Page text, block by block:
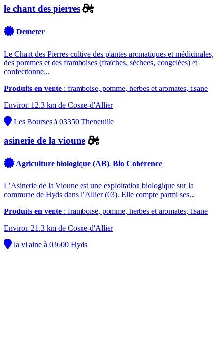
le chant des pierres
Demeter
Le Chant des Pierres cultive des plantes aromatiques et médicinales,
des pommes et des framboises (fraîches, séchées, congelées) et
confectionne...
Produits en vente : framboise, pomme, herbes et aromates, tisane
Environ 12.3 km de Cosne-d'Allier
Les Bourses à 03350 Theneuille
asinerie de la vioune
Agriculture biologique (AB), Bio Cohérence
L’Asinerie de la Vioune est une exploitation biologique sur la
commune de Hyds dans l’Allier (03). Elle compte parmi ses...
Produits en vente : framboise, pomme, herbes et aromates, tisane
Environ 21.3 km de Cosne-d'Allier
la vilaine à 03600 Hyds